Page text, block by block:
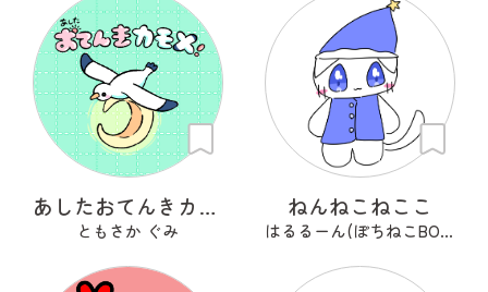
あしたおてんきカモメ
ともさか ぐみ
ねんねこねここ
はるるーん(ぽちねこBOOKS)